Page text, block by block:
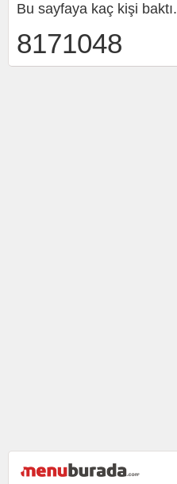
Bu sayfaya kaç kişi baktı.
8171048